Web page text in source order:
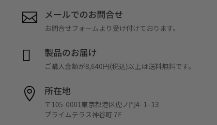
 メールでのお問合せ
お問合せフォームより受け付けております。
 製品のお届け
ご購入金額が8,640円(税込)以上は送料無料です。
 所在地
〒105-0001東京都港区虎ノ門4–1–13
プライムテラス神谷町 7F